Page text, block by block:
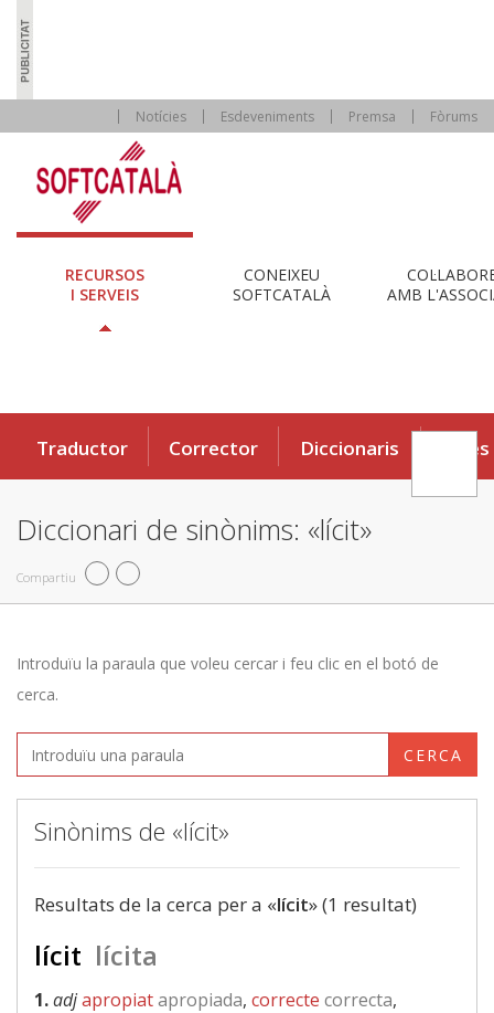
Notícies Esdeveniments Premsa Fòrums
RECURSOS
I SERVEIS
CONEIXEU
SOFTCATALÀ
AMB
Traductor Corrector Diccionaris Eines
Diccionari de sinònims: «lícit»
Compartiu
Introduïu la paraula que voleu cercar i feu clic en el botó de
cerca.
CERCA
Sinònims de «lícit»
Resultats de la cerca per a «lícit» (1 resultat)
lícit lícita
1.adjapropiatapropiada, correcte correcta,